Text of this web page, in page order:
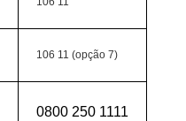
106 11 (opção 7)
0800 250 1111